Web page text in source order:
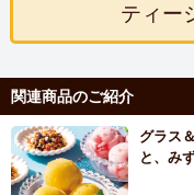
ティー
関連商品のご紹介
グラス
と、み